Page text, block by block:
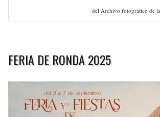
del Archivo fotográfico de
FERIA DE RONDA 2025